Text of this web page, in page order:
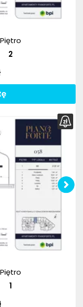
Piętro
2
Piętro
1